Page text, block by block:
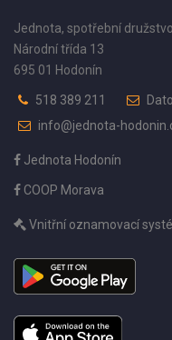
Jednota, spotřební
Národní třída 13
695 01 Hodonín
518 389 211
info@jednota-
Jednota Hodonín
COOP Morava
Vnitřní oznamovací